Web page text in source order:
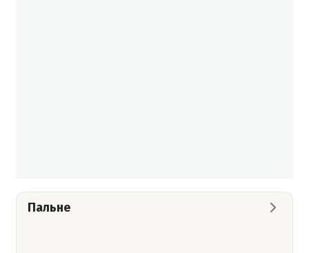
Пальне